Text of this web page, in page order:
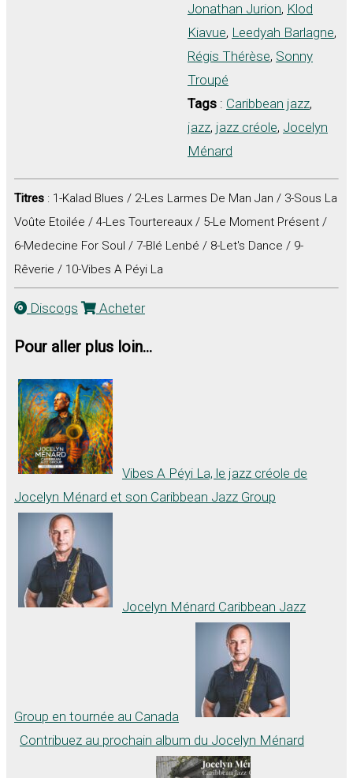
Jonathan Jurion, Klod
Kiavue, Leedyah Barlagne,
Régis Thérèse, Sonny
Troupé
Tags : Caribbean jazz,
jazz, jazz créole, Jocelyn
Ménard
Titres : 1-Kalad Blues / 2-Les Larmes De Man Jan / 3-Sous La
Voûte Etoilée / 4-Les Tourtereaux / 5-Le Moment Présent /
6-Medecine For Soul / 7-Blé Lenbé / 8-Let's Dance / 9-
Rêverie / 10-Vibes A Péyi La
Discogs Acheter
Pour aller plus loin...
Vibes A Péyi La, le jazz créole de
Jocelyn Ménard et son Caribbean Jazz Group
Jocelyn Ménard Caribbean Jazz
Group en tournée au Canada
Contribuez au prochain album du Jocelyn Ménard